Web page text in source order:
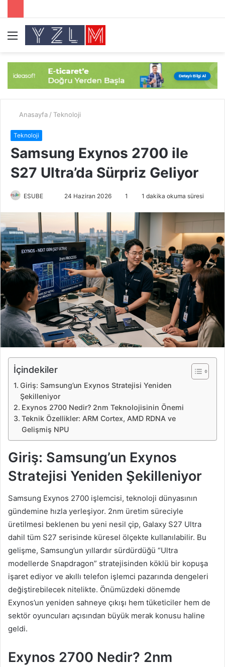
Menü
Anasayfa / Teknoloji
Teknoloji
Samsung Exynos 2700 ile
S27 Ultra’da Sürpriz Geliyor
ESUBE
e
-
o
s
t
g
ö
n
m
e
24 Haziran 2026 1 1 dakika okuma süresi
İçindekiler
Giriş: Samsung’un Exynos Stratejisi Yeniden
Şekilleniyor
Exynos 2700 Nedir? 2nm Teknolojisinin Önemi
Teknik Özellikler: ARM Cortex, AMD RDNA ve
Gelişmiş NPU
Giriş: Samsung’un Exynos
Stratejisi Yeniden Şekilleniyor
Samsung Exynos 2700 işlemcisi, teknoloji dünyasının
gündemine hızla yerleşiyor. 2nm üretim süreciyle
üretilmesi beklenen bu yeni nesil çip, Galaxy S27 Ultra
dahil tüm S27 serisinde küresel ölçekte kullanılabilir. Bu
gelişme, Samsung’un yıllardır sürdürdüğü “Ultra
modellerde Snapdragon” stratejisinden köklü bir kopuşa
işaret ediyor ve akıllı telefon işlemci pazarında dengeleri
değiştirebilecek nitelikte. Önümüzdeki dönemde
Exynos’un yeniden sahneye çıkışı hem tüketiciler hem de
sektör oyuncuları açısından büyük merak konusu haline
geldi.
Exynos 2700 Nedir? 2nm